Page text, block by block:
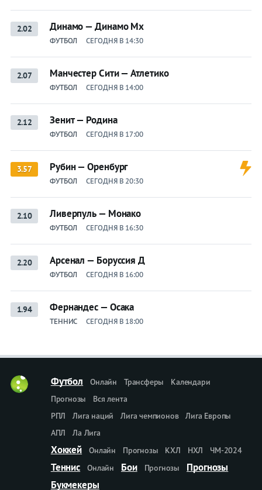
2.02 Динамо — Динамо Мх
ФУТБОЛ СЕГОДНЯ В 14:30
2.07 Манчестер Сити — Атлетико
ФУТБОЛ СЕГОДНЯ В 14:00
2.12 Зенит — Родина
ФУТБОЛ СЕГОДНЯ В 17:00
3.57 Рубин — Оренбург
ФУТБОЛ СЕГОДНЯ В 20:30
2.10 Ливерпуль — Монако
ФУТБОЛ СЕГОДНЯ В 16:30
2.20 Арсенал — Боруссия Д
ФУТБОЛ СЕГОДНЯ В 16:00
1.94 Фернандес — Осака
ТЕННИС СЕГОДНЯ В 18:00
Футбол Онлайн Трансферы
Календари
Прогнозы
Вся лента
РПЛ
Лига наций Лига чемпионов
Лига Европы
АПЛ
Ла Лига
Хоккей Онлайн Прогнозы КХЛ НХЛ ЧМ-2024
Теннис Онлайн Бои Прогнозы
Прогнозы
Букмекеры